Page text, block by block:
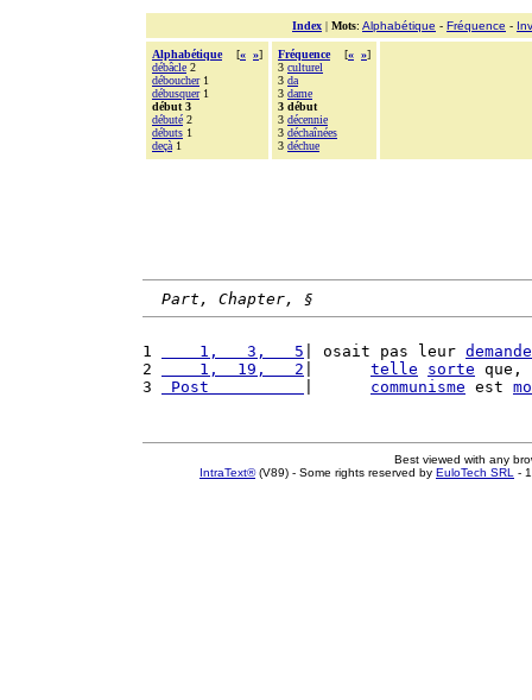
Index | Mots: Alphabétique - Fréquence -
Alphabétique [« »]
débâcle 2
déboucher1
débusquer1
début 3
débuté 2
débuts 1
deçà 1
Fréquence [« »]
3 culturel
3 da
3 dame
3 début
3 décennie
3 déchaînées
3 déchue
Part, Chapter, §
1
    1,   3,   5
| osait pas leur
2
    1,  19,   2
telle sorte
3
Post communisme est
Best viewed with any
IntraText®(V89) - Some rights reserved by EuloTech SRL -